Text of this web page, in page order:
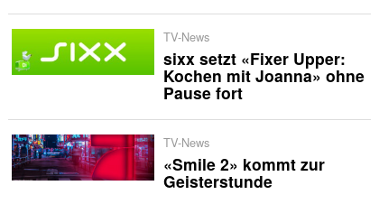
TV-News
sixx setzt «Fixer Upper:
Kochen mit Joanna» ohne
Pause fort
TV-News
«Smile 2» kommt zur
Geisterstunde